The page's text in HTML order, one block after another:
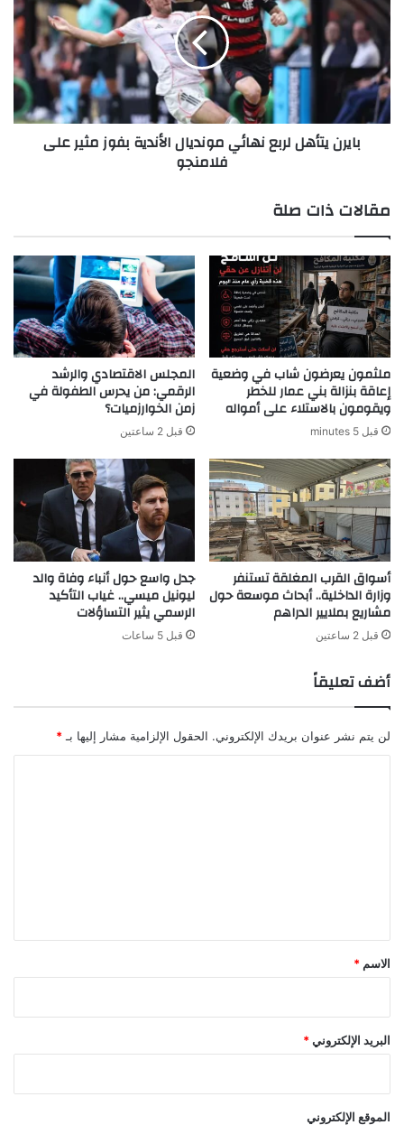
لربع
نهائي
مونديال
الأندية
بفوز
مثير
على
فلامنجوبايرن يتأهل لربع نهائي مونديال الأندية بفوز مثير على
فلامنجو
مقالات ذات صلة
ملثمون يعرضون شاب في وضعية
إعاقة بنزالة بني عمار للخطر
ويقومون بالاستلاء على أمواله
قبل 5 minutes
المجلس الاقتصادي والرشد
الرقمي: من يحرس الطفولة في
زمن الخوارزميات؟
قبل 2 ساعتين
أسواق القرب المغلقة تستنفر
وزارة الداخلية.. أبحاث موسعة حول
مشاريع بملايير الدراهم
قبل 2 ساعتين
جدل واسع حول أنباء وفاة والد
ليونيل ميسي.. غياب التأكيد
الرسمي يثير التساؤلات
قبل 5 ساعات
أضف تعليقاً
لن يتم نشر عنوان بريدك الإلكتروني. الحقول الإلزامية مشار إليها بـ *
*
الاسم *
البريد الإلكتروني*
الموقع الإلكتروني